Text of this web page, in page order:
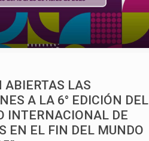
ABIERTAS LAS
A LA 6° EDICIÓN DEL
INTERNACIONAL DE
EN EL FIN DEL MUNDO